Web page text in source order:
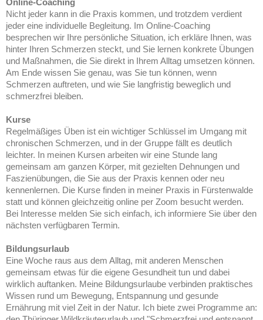
Online-Coaching
Nicht jeder kann in die Praxis kommen, und trotzdem verdient
jeder eine individuelle Begleitung. Im Online-Coaching
besprechen wir Ihre persönliche Situation, ich erkläre Ihnen, was
hinter Ihren Schmerzen steckt, und Sie lernen konkrete Übungen
und Maßnahmen, die Sie direkt in Ihrem Alltag umsetzen können.
Am Ende wissen Sie genau, was Sie tun können, wenn
Schmerzen auftreten, und wie Sie langfristig beweglich und
schmerzfrei bleiben.
Kurse
Regelmäßiges Üben ist ein wichtiger Schlüssel im Umgang mit
chronischen Schmerzen, und in der Gruppe fällt es deutlich
leichter. In meinen Kursen arbeiten wir eine Stunde lang
gemeinsam am ganzen Körper, mit gezielten Dehnungen und
Faszienübungen, die Sie aus der Praxis kennen oder neu
kennenlernen. Die Kurse finden in meiner Praxis in Fürstenwalde
statt und können gleichzeitig online per Zoom besucht werden.
Bei Interesse melden Sie sich einfach, ich informiere Sie über den
nächsten verfügbaren Termin.
Bildungsurlaub
Eine Woche raus aus dem Alltag, mit anderen Menschen
gemeinsam etwas für die eigene Gesundheit tun und dabei
wirklich auftanken. Meine Bildungsurlaube verbinden praktisches
Wissen rund um Bewegung, Entspannung und gesunde
Ernährung mit viel Zeit in der Natur. Ich biete zwei Programme an: